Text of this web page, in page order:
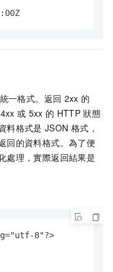
一格式。返回 2xx 的
4xx 或 5xx 的 HTTP 狀態
料格式是 JSON 格式，
回的資料格式。為了便
處理，實際返回結果是
8"?>